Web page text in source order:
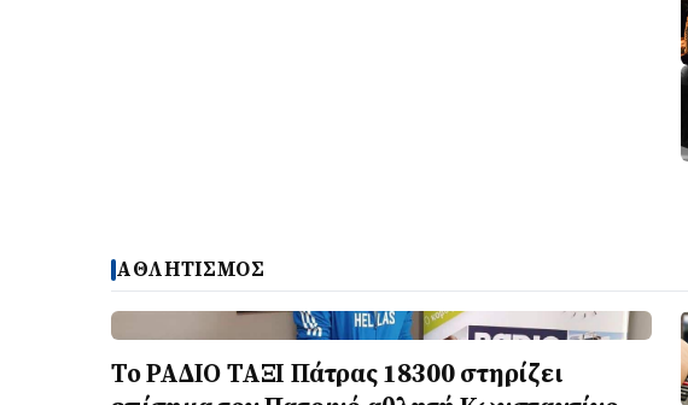
ΑΘΛΗΤΙΣΜΟΣ
Το ΡΑΔΙΟ ΤΑΞΙ Πάτρας 18300 στηρίζει